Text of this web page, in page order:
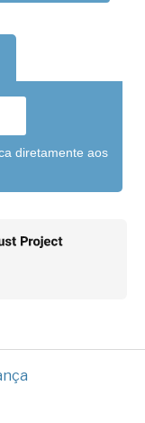
diretamente aos